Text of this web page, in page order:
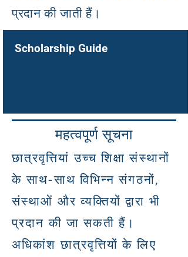
प्रदान की जाती हैं।
Scholarship Guide
महत्वपूर्ण सूचना
छात्रवृत्तियां उच्च शिक्षा संस्थानों
के साथ-साथ विभिन्न संगठनों,
संस्थाओं और व्यक्तियों द्वारा भी
प्रदान की जा सकती हैं।
अधिकांश छात्रवृत्तियों के लिए